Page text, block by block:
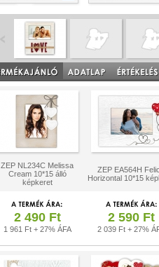
ZEP NL234C Melissa
Cream 10*15 álló
képkeret
ZEP EA564H
Horizontal 10*15
2 490 Ft
1 961 Ft + 27% ÁFA
2 590 Ft
2 039 Ft + 27%